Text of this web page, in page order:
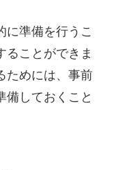
に準備を行うこ
ることができま
ためには、事前
備しておくこと